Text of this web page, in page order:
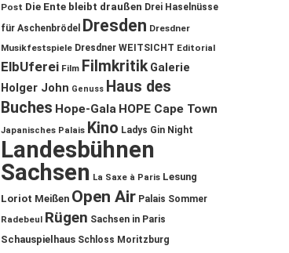
Post Die Ente bleibt draußen Drei Haselnüsse
für Aschenbrödel
Dresden Dresdner
Musikfestspiele Dresdner WEITSICHT Editorial
ElbUferei Film Filmkritik Galerie
Holger John Genuss Haus des
Buches Hope-Gala HOPE Cape Town
Japanisches Palais Kino Ladys Gin Night
Landesbühnen
Sachsen La Saxe à Paris Lesung
Loriot Meißen Open Air Palais Sommer
Radebeul Rügen Sachsen in Paris
Schauspielhaus Schloss Moritzburg